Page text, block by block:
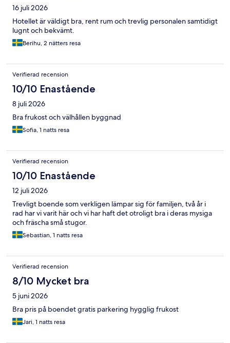
16 juli 2026
Hotellet är väldigt bra, rent rum och trevlig personalen samtidigt
lugnt och bekvämt.
Berihu, 2 nätters resa
Verifierad recension
10/10 Enastående
8 juli 2026
Bra frukost och välhållen byggnad
Sofia, 1 natts resa
Verifierad recension
10/10 Enastående
12 juli 2026
Trevligt boende som verkligen lämpar sig för familjen, två år i
rad har vi varit här och vi har haft det otroligt bra i deras mysiga
och fräscha små stugor.
Sebastian, 1 natts resa
Verifierad recension
8/10 Mycket bra
5 juni 2026
Bra pris på boendet gratis parkering hygglig frukost
Jari, 1 natts resa